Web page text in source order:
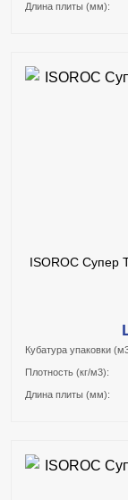
Длина плиты (мм):
ISOROC Супер
Кубатура упаковки
Плотность (кг/м3):
Длина плиты (мм):